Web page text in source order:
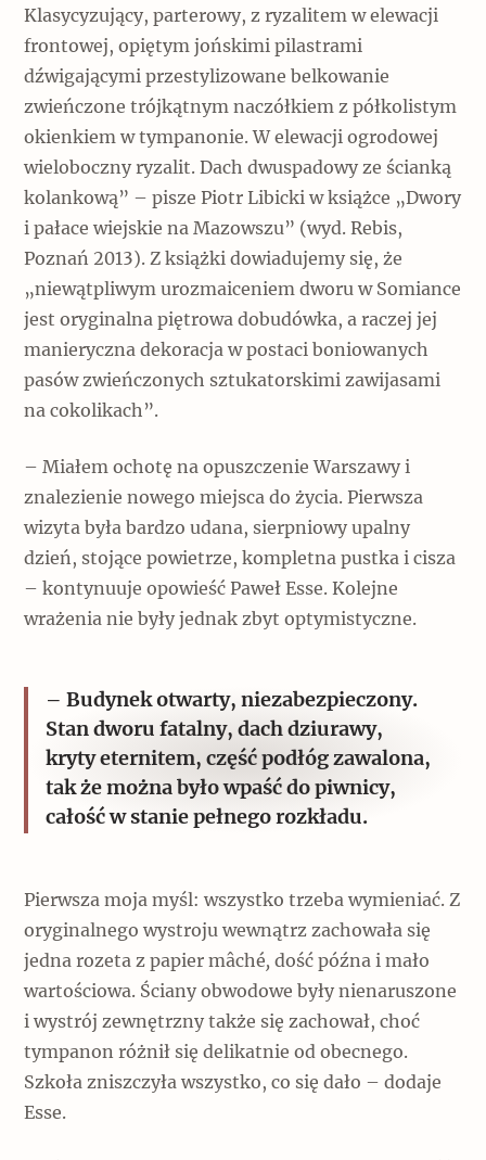
Klasycyzujący, parterowy, z ryzalitem w elewacji
frontowej, opiętym jońskimi pilastrami
dźwigającymi przestylizowane belkowanie
zwieńczone trójkątnym naczółkiem z półkolistym
okienkiem w tympanonie. W elewacji ogrodowej
wieloboczny ryzalit. Dach dwuspadowy ze ścianką
kolankową” – pisze Piotr Libicki w książce „Dwory
i pałace wiejskie na Mazowszu” (wyd. Rebis,
Poznań 2013). Z książki dowiadujemy się, że
„niewątpliwym urozmaiceniem dworu w Somiance
jest oryginalna piętrowa dobudówka, a raczej jej
manieryczna dekoracja w postaci boniowanych
pasów zwieńczonych sztukatorskimi zawijasami
na cokolikach”.
– Miałem ochotę na opuszczenie Warszawy i
znalezienie nowego miejsca do życia. Pierwsza
wizyta była bardzo udana, sierpniowy upalny
dzień, stojące powietrze, kompletna pustka i cisza
– kontynuuje opowieść Paweł Esse. Kolejne
wrażenia nie były jednak zbyt optymistyczne.
– Budynek otwarty, niezabezpieczony.
Stan dworu fatalny, dach dziurawy,
kryty eternitem, część podłóg zawalona,
tak że można było wpaść do piwnicy,
całość w stanie pełnego rozkładu.
Pierwsza moja myśl: wszystko trzeba wymieniać. Z
oryginalnego wystroju wewnątrz zachowała się
jedna rozeta z papier mâché, dość późna i mało
wartościowa. Ściany obwodowe były nienaruszone
i wystrój zewnętrzny także się zachował, choć
tympanon różnił się delikatnie od obecnego.
Szkoła zniszczyła wszystko, co się dało – dodaje
Esse.